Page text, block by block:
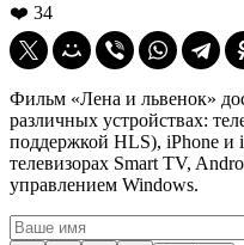
❤️ 34
Фильм «Лена и львенок»
различных устройствах:
поддержкой HLS), iPhone и
телевизорах Smart TV,
управлением Windows.